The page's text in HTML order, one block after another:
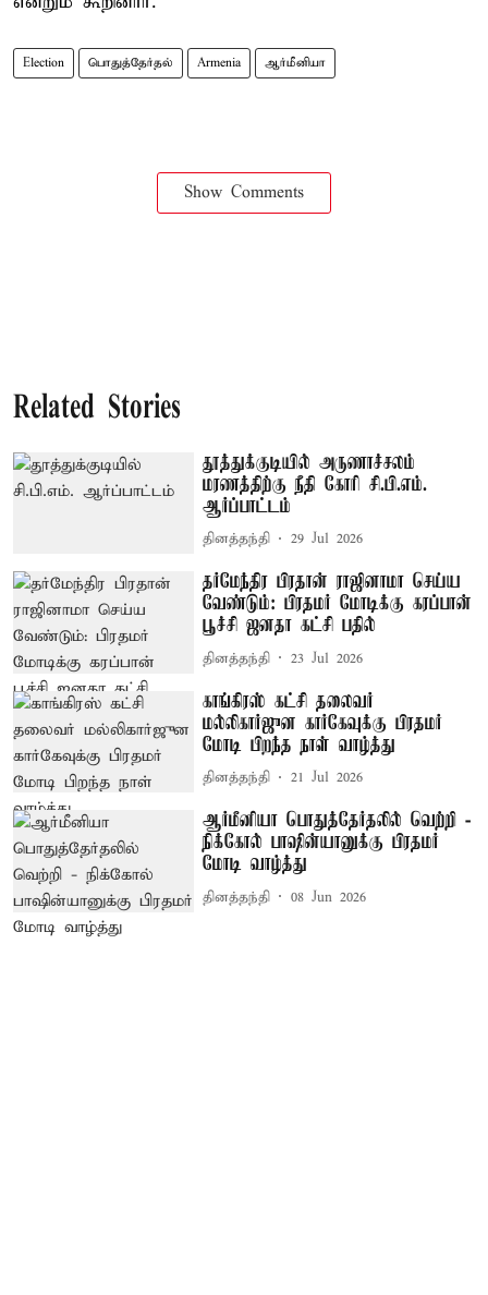
Election பொதுத்தேர்தல் Armenia ஆர்மீனியா
Show Comments
Related Stories
தூத்துக்குடியில் அருணாச்சலம்
மரணத்திற்கு நீதி கோரி சி.பி.எம்.
ஆர்ப்பாட்டம்
தினத்தந்தி 29 Jul 2026
தர்மேந்திர பிரதான் ராஜினாமா செய்ய
வேண்டும்: பிரதமர் மோடிக்கு கரப்பான்
பூச்சி ஜனதா கட்சி பதில்
தினத்தந்தி 23 Jul 2026
காங்கிரஸ் கட்சி தலைவர்
மல்லிகார்ஜுன கார்கேவுக்கு பிரதமர்
மோடி பிறந்த நாள் வாழ்த்து
தினத்தந்தி 21 Jul 2026
ஆர்மீனியா பொதுத்தேர்தலில் வெற்றி -
நிக்கோல் பாஷின்யானுக்கு பிரதமர்
மோடி வாழ்த்து
தினத்தந்தி 08 Jun 2026